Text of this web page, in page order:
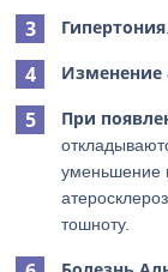
Гипертония
Изменение
При
уменьшение
тошноту.